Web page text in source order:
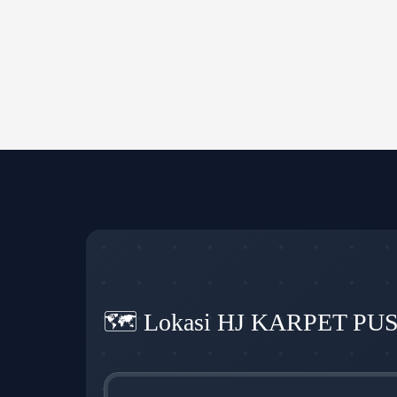
🗺️ Lokasi HJ KARPET